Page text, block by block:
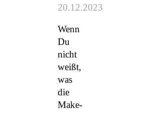
20.12.2023
Wenn
Du
nicht
weißt,
was
die
Make-